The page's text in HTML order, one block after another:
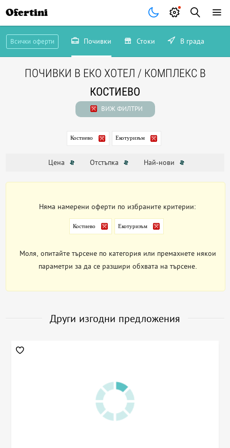
Ofertini
Всички оферти Почивки Стоки В града
ПОЧИВКИ В ЕКО ХОТЕЛ / КОМПЛЕКС В
КОСТИЕВО
ВИЖ ФИЛТРИ
Костиево Екотуризъм
Цена Отстъпка Най-нови
Няма намерени оферти по избраните критерии:
Костиево Екотуризъм
Моля, опитайте търсене по категория или премахнете някои
параметри за да се разшири обхвата на търсене.
Други изгодни предложения